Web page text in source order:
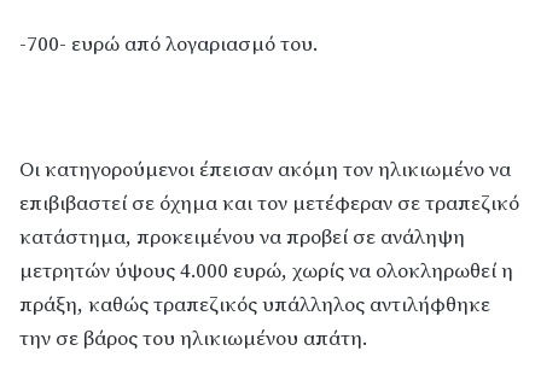
-700- ευρώ από λογαριασμό του.
Οι κατηγορούμενοι έπεισαν ακόμη τον ηλικιωμένο να
επιβιβαστεί σε όχημα και τον μετέφεραν σε τραπεζικό
κατάστημα, προκειμένου να προβεί σε ανάληψη
μετρητών ύψους 4.000 ευρώ, χωρίς να ολοκληρωθεί η
πράξη, καθώς τραπεζικός υπάλληλος αντιλήφθηκε
την σε βάρος του ηλικιωμένου απάτη.